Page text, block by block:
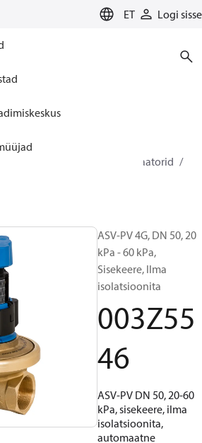
ET Logi sisse
Solutions for heating
ja reguleerimine
Diferentsiaalrõhuregulaatorid
ASV-PV 4G, DN 50, 20
kPa - 60 kPa,
Sisekeere, Ilma
isolatsioonita
003Z55
46
ASV-PV DN 50, 20-60
kPa, sisekeere, ilma
isolatsioonita,
automaatne